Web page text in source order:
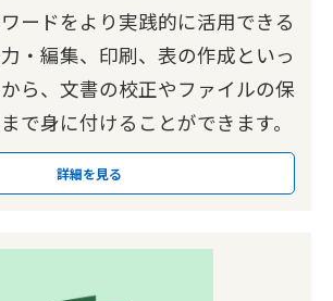
ードをより実践的に活用できる
・編集、印刷、表の作成といっ
ら、文書の校正やファイルの保
で身に付けることができます。
詳細を見る